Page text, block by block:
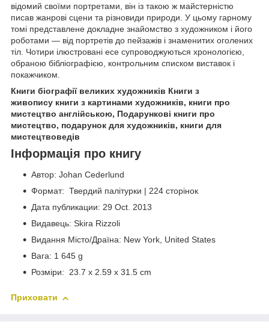
відомий своїми портретами, він із такою ж майстерністю
писав жанрові сцени та різновиди природи. У цьому гарному
томі представлене докладне знайомство з художником і його
роботами — від портретів до пейзажів і знаменитих оголених
тіл. Чотири ілюстровані есе супроводжуються хронологією,
обраною бібліографією, контрольним списком виставок і
покажчиком.
Книги біографії великих художників Книги з
живопису книги з картинами художників, книги про
мистецтво англійською, Подарункові книги про
мистецтво, подарунок для художників, книги для
мистецтвоведів
Інформація про книгу
Автор: Johan Cederlund
Формат: Твердий палітурки | 224 сторінок
Дата публикации: 29 Oct. 2013
Видавець: Skira Rizzoli
Видання Місто/Драїна: New York, United States
Вага: 1 645 g
Розміри: 23.7 x 2.59 x 31.5 cm
Приховати